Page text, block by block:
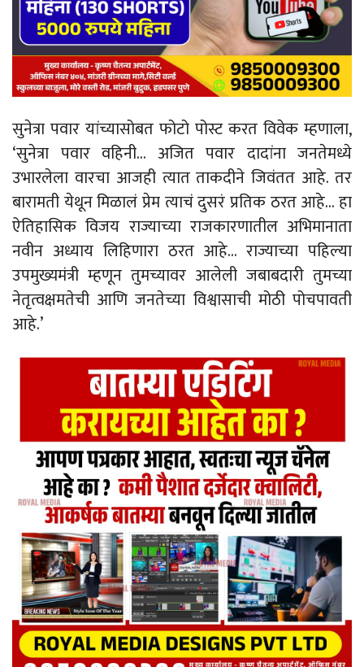
सुनेत्रा पवार यांच्यासोबत फोटो पोस्ट करत विवेक म्हणाला,
‘सुनेत्रा पवार वहिनी… अजित पवार दादांना जनतेमध्ये
उभारलेला वारचा आजही त्यात ताकदीने जिवंतत आहे. तर
बारामती येथून मिळालं प्रेम त्याचं दुसरं प्रतिक ठरत आहे… हा
ऐतिहासिक विजय राज्याच्या राजकारणातील अभिमानाता
नवीन अध्याय लिहिणारा ठरत आहे… राज्याच्या पहिल्या
उपमुख्यमंत्री म्हणून तुमच्यावर आलेली जबाबदारी तुमच्या
नेतृत्वक्षमतेची आणि जनतेच्या विश्वासाची मोठी पोचपावती
आहे.’